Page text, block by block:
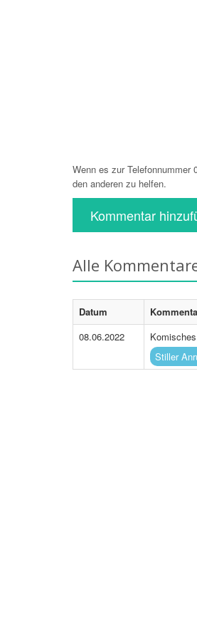
Wenn es zur Telefonnummer
den anderen zu helfen.
Kommentar
Alle
Datum
08.06.2022
Stiller